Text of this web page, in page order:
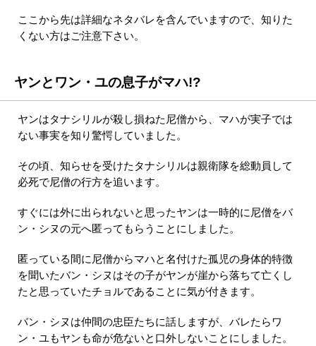
ここから先は詳細なネタバレを含んでいますので、知りた
くない方はご注意下さい。
ヤンとワン・ユの息子がマハ!?
ヤンはタナシリルが殺し損ねた尼僧から、マハが実子では
ない事実を知り驚愕していました。
その頃、知らせを受けたタナシリルは親衛隊を総動員して
必死で尼僧の行方を追います。
すぐには外に出られないと思ったヤンは一時的に尼僧をバ
ン・シヌの元へ匿ってもらうことにしました。
匿っている間に尼僧からマハと名付けた孤児の身体的特徴
を聞いたバン・シヌはその子がヤンが崖から落ちて亡くし
たと思っていたチョルであることに気が付きます。
バン・シヌは仲間の忠臣たちに話しますが、バレたらワ
ン・ユもヤンも命が危ないと口外しないことにしました。